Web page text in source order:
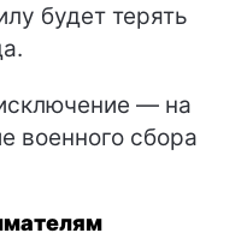
будет терять
— на
военного сбора